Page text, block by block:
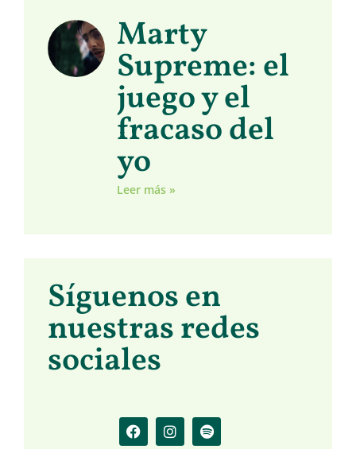
Marty
Supreme: el
juego y el
fracaso del
yo
Leer más »
Síguenos en
nuestras redes
sociales